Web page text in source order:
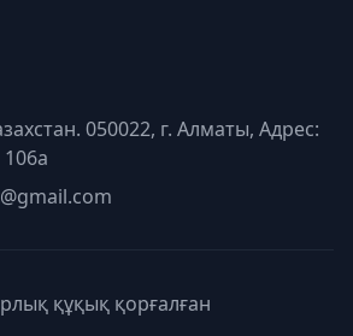
050022, г. Алматы, Адрес:
құқық қорғалған